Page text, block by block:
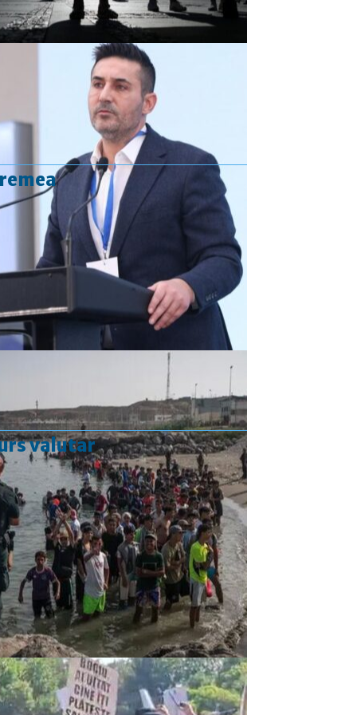
valutar
Curs valutar: 05 Aug 2026
EUR: 5,2489 RON
-0,0008 ▼
USD: 4,5480 RON
-0,0144 ▼
CHF : 5,6210 RON
-0,0093 ▼
GBP : 6,1244 RON
-0,0074 ▼
Convertor valutar
»
Rezultat: -